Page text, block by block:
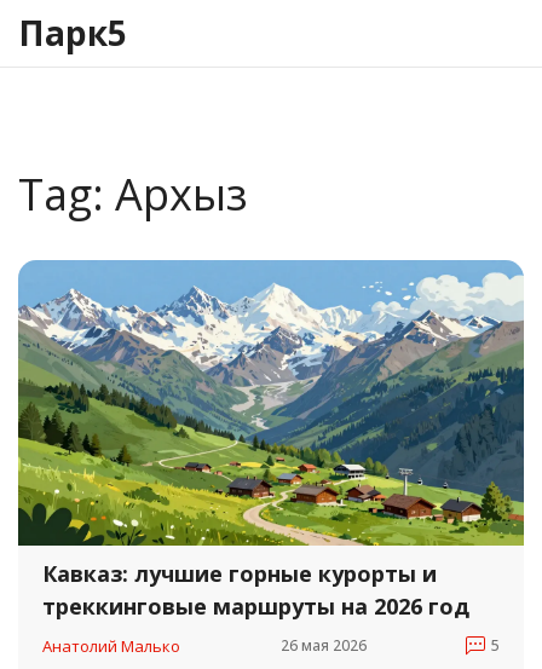
Парк5
Tag: Архыз
Кавказ: лучшие горные курорты и
треккинговые маршруты на 2026 год
Анатолий Малько 26 мая 2026 5